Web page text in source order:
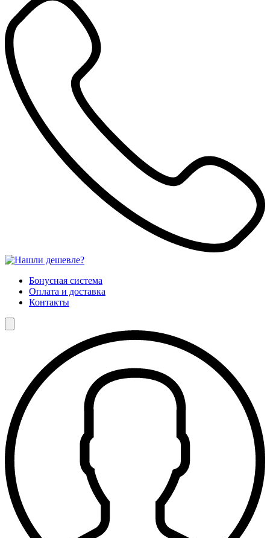
Бонусная система
Оплата и доставка
Контакты